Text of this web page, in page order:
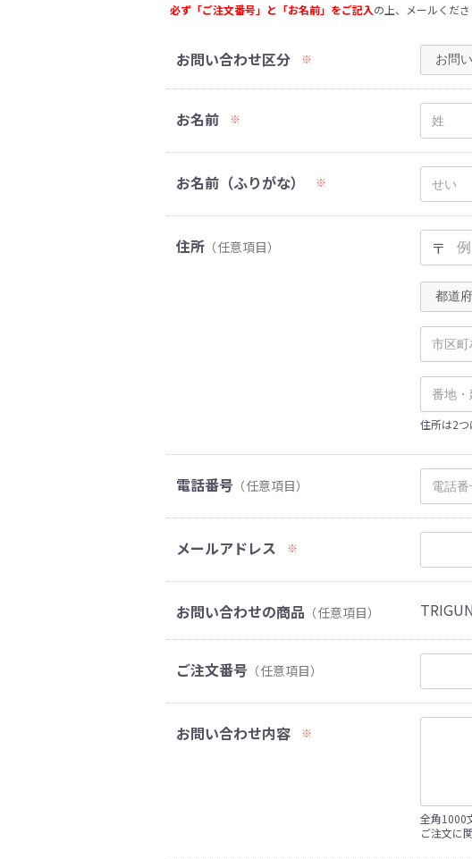
必ず「ご注文番号」と「お名前」をご記入の上、メールくだ
お問い合わせ区分 ※
お名前 ※
お名前（ふりがな） ※
住所 （任意項目） 〒
住所は2つ
電話番号 （任意項目）
メールアドレス ※
お問い合わせの商品 （任意項目）
ご注文番号 （任意項目）
お問い合わせ内容 ※
全角1000
ご注文に